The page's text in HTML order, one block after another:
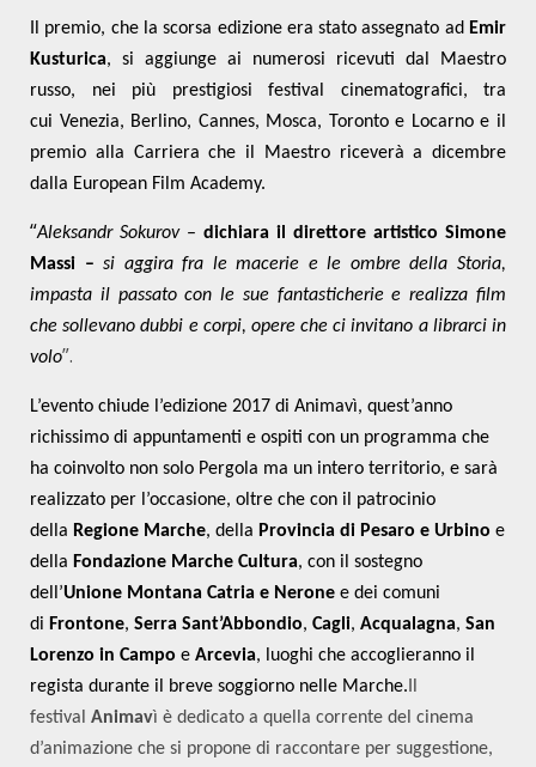
Il premio, che la scorsa edizione era stato assegnato ad Emir
Kusturica, si aggiunge ai numerosi ricevuti dal Maestro
russo, nei più prestigiosi festival cinematografici, tra
cui Venezia, Berlino, Cannes, Mosca, Toronto e Locarno e il
premio alla Carriera che il Maestro riceverà a dicembre
dalla European Film Academy.
“Aleksandr Sokurov – dichiara il direttore artistico Simone
Massi – si aggira fra le macerie e le ombre della Storia,
impasta il passato con le sue fantasticherie e realizza film
che sollevano dubbi e corpi, opere che ci invitano a librarci in
volo”.
L’evento chiude l’edizione 2017 di Animavì, quest’anno
richissimo di appuntamenti e ospiti con un programma che
ha coinvolto non solo Pergola ma un intero territorio, e sarà
realizzato per l’occasione, oltre che con il patrocinio
della Regione Marche, della Provincia di Pesaro e Urbino e
della Fondazione Marche Cultura, con il sostegno
dell’Unione Montana Catria e Nerone e dei comuni
di Frontone, Serra Sant’Abbondio, Cagli, Acqualagna, San
Lorenzo in Campo e Arcevia, luoghi che accoglieranno il
regista durante il breve soggiorno nelle Marche.
festival Animavì è dedicato a quella corrente del cinema
d’animazione che si propone di raccontare per suggestione,